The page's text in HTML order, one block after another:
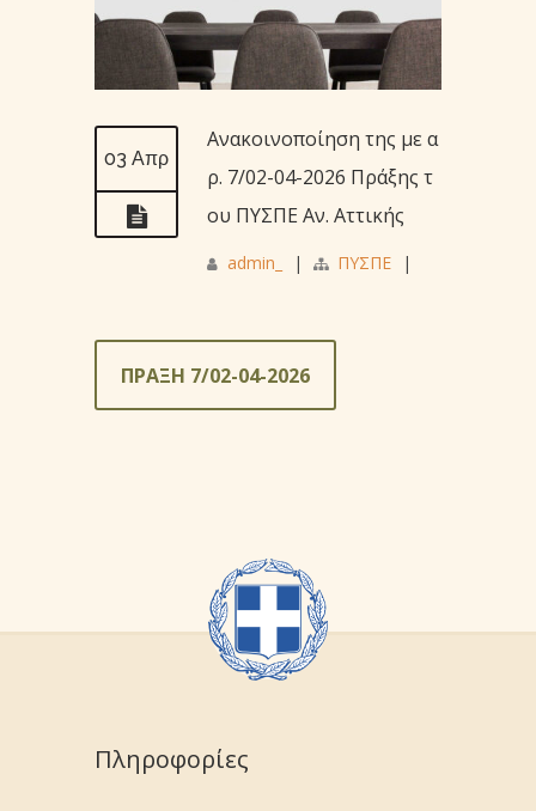
03 Απρ
Ανακοινοποίηση της με α
ρ. 7/02-04-2026 Πράξης τ
ου ΠΥΣΠΕ Αν. Αττικής
admin_ | ΠΥΣΠΕ |
ΠΡΑΞΗ 7/02-04-2026
Πληροφορίες